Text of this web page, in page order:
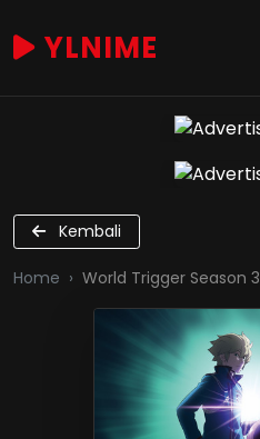
YLNIME
Kembali
Home World Trigger Season 3